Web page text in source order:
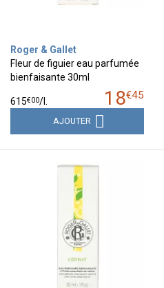
Roger & Gallet
Fleur de figuier eau parfumée
bienfaisante 30ml
18€45
615€00/
AJOUTER